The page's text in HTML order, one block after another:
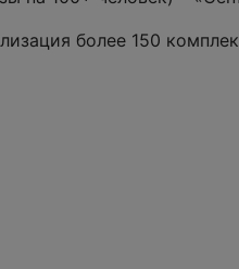
более 150